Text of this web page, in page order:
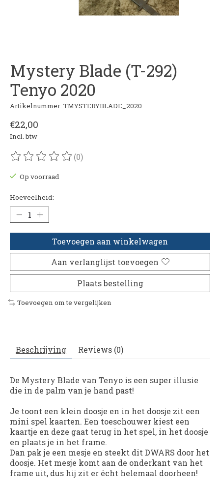
Mystery Blade (T-292)
Tenyo 2020
Artikelnummer: TMYSTERYBLADE_2020
€22,00
Incl. btw
De beoordeling van dit product is
(0)
Op voorraad
Hoeveelheid:
Toevoegen aan winkelwagen
Aan verlanglijst toevoegen
Plaats bestelling
Toevoegen om te vergelijken
Beschrijving Reviews (0)
De Mystery Blade van Tenyo is een super illusie
die in de palm van je hand past!
Je toont een klein doosje en in het doosje zit een
mini spel kaarten. Een toeschouwer kiest een
kaartje en deze gaat terug in het spel, in het doosje
en plaats je in het frame.
Dan pak je een mesje en steekt dit DWARS door het
doosje. Het mesje komt aan de onderkant van het
frame uit, dus hij zit er écht helemaal doorheen!